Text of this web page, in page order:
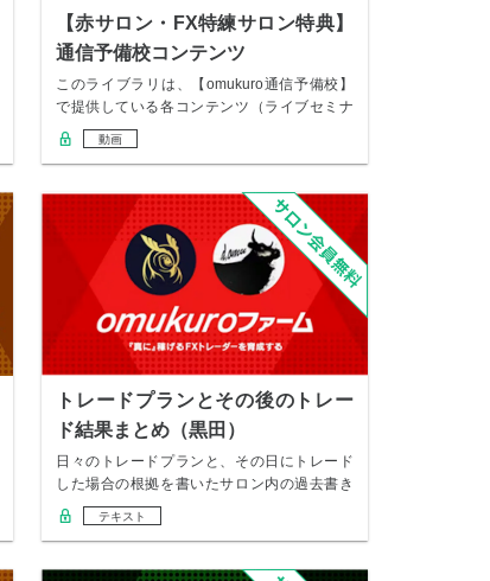
【赤サロン・FX特練サロン特典】
通信予備校コンテンツ
このライブラリは、【omukuro通信予備校】
で提供している各コンテンツ（ライブセミナ
ー、…
動画
トレードプランとその後のトレー
ド結果まとめ（黒田）
日々のトレードプランと、その日にトレード
した場合の根拠を書いたサロン内の過去書き
込みは コ…
テキスト